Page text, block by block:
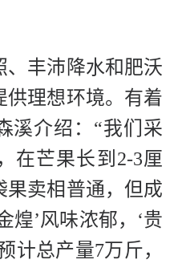
、丰沛降水和肥沃
供理想环境。有着
溪介绍：“我们采
在芒果长到2-3厘
果卖相普通，但成
煌’风味浓郁，‘贵
计总产量7万斤，